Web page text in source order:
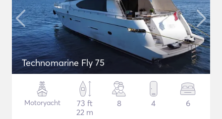
Technomarine Fly 75
Motoryacht
73 ft
22 m
8 4 6